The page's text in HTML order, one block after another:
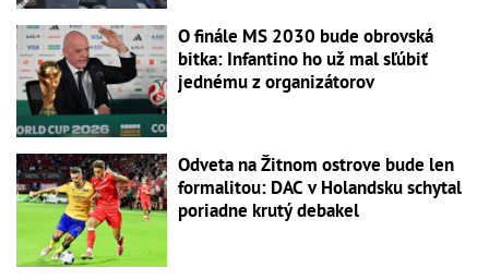
O finále MS 2030 bude obrovská
bitka: Infantino ho už mal sľúbiť
jednému z organizátorov
Odveta na Žitnom ostrove bude len
formalitou: DAC v Holandsku schytal
poriadne krutý debakel